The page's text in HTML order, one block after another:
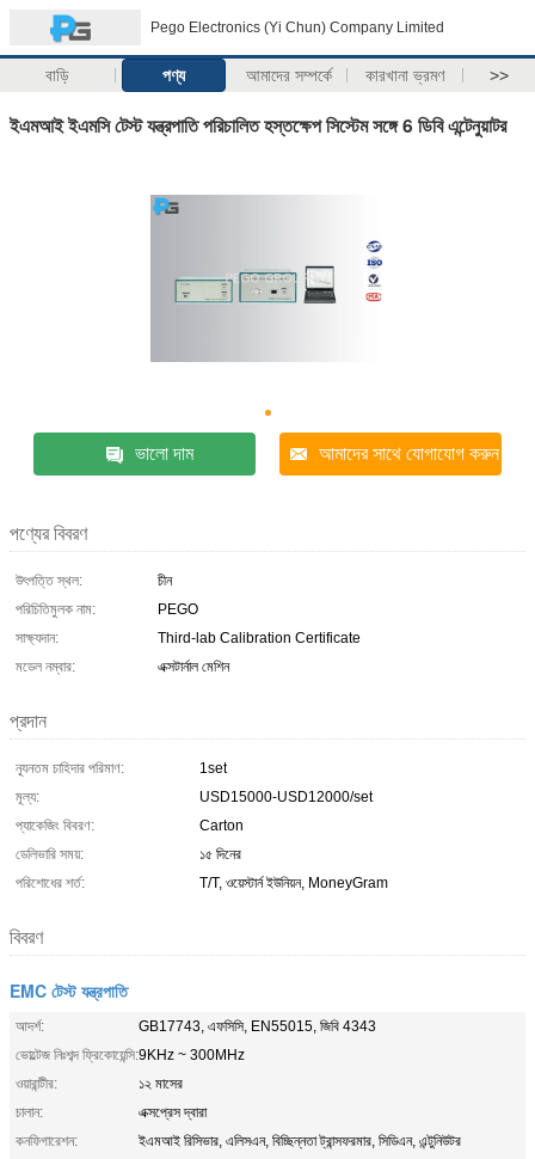
Pego Electronics (Yi Chun) Company Limited
বাড়ি পণ্য আমাদের সম্পর্কে কারখানা ভ্রমণ >>
ইএমআই ইএমসি টেস্ট যন্ত্রপাতি পরিচালিত হস্তক্ষেপ সিস্টেম সঙ্গে 6 ডিবি এন্টেনুয়াটর
ভালো দাম আমাদের সাথে যোগাযোগ করুন
পণ্যের বিবরণ
উৎপত্তি স্থল:
চীন
পরিচিতিমুলক নাম:
PEGO
সাক্ষ্যদান:
Third-lab Calibration Certificate
মডেল নম্বার:
এক্সটার্নাল মেশিন
প্রদান
ন্যূনতম চাহিদার পরিমাণ:
1set
মূল্য:
USD15000-USD12000/set
প্যাকেজিং বিবরণ:
Carton
ডেলিভারি সময়:
১৫ দিনের
পরিশোধের শর্ত:
T/T, ওয়েস্টার্ন ইউনিয়ন, MoneyGram
বিবরণ
EMC টেস্ট যন্ত্রপাতি
আদর্শ:
GB17743, এফসিসি, EN55015, জিবি 4343
ভোল্টেজ নিঃশব্দ ফ্রিকোয়েন্সি:9KHz ~ 300MHz
ওয়ারান্টীর:
১২ মাসের
চালান:
এক্সপ্রেস দ্বারা
কনফিগারেশন:
ইএমআই রিসিভার, এলিসএন, বিচ্ছিন্নতা ট্রান্সফরমার, সিডিএন, এন্টুনিউটর